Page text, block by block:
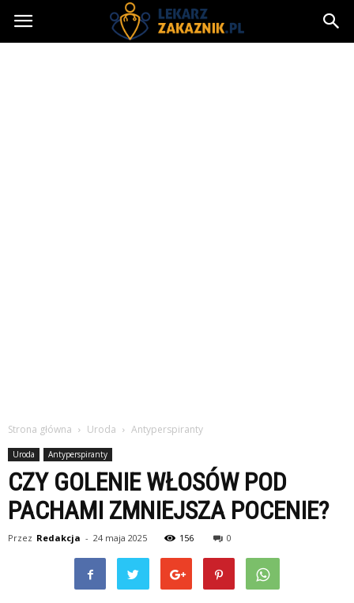
Lekarzzakaznik.pl
Strona główna Uroda Antyperspiranty
Uroda Antyperspiranty
CZY GOLENIE WŁOSÓW POD
PACHAMI ZMNIEJSZA POCENIE?
Przez Redakcja - 24 maja 2025 156 0